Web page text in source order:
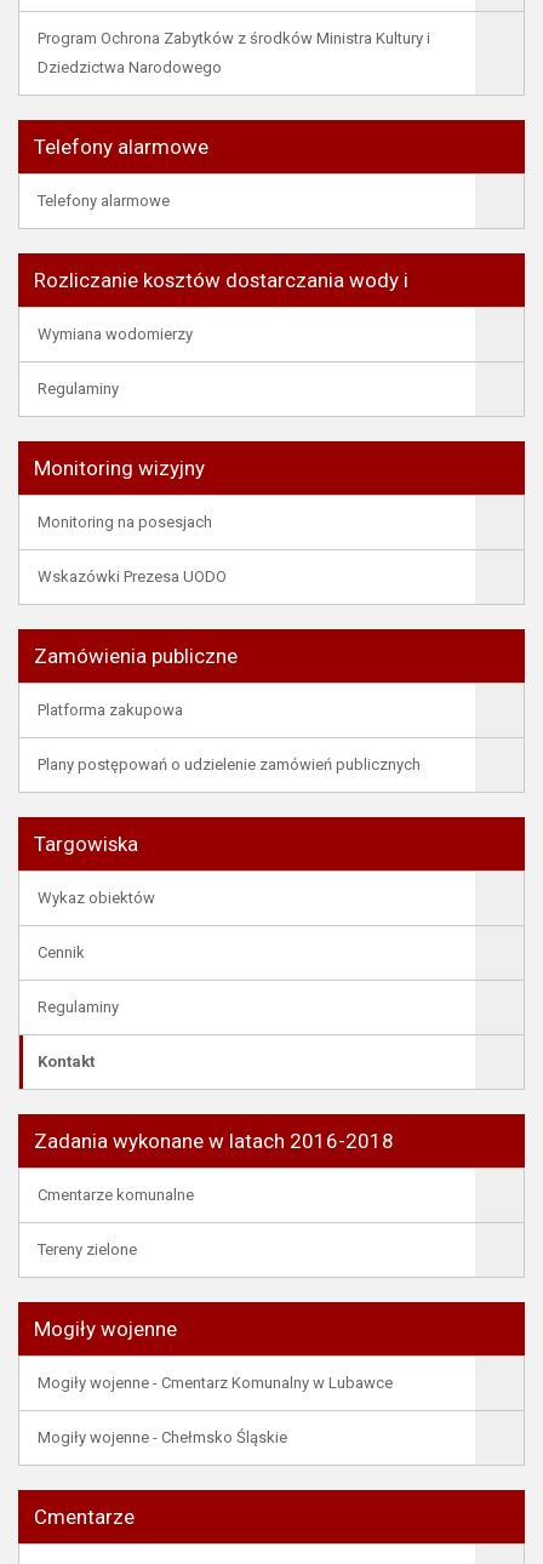
Program Ochrona Zabytków z środków Ministra Kultury i
Dziedzictwa Narodowego
Telefony alarmowe
Telefony alarmowe
Rozliczanie kosztów dostarczania wody i
Wymiana wodomierzy
Regulaminy
Monitoring wizyjny
Monitoring na posesjach
Wskazówki Prezesa UODO
Zamówienia publiczne
Platforma zakupowa
Plany postępowań o udzielenie zamówień publicznych
Targowiska
Wykaz obiektów
Cennik
Regulaminy
Kontakt
Zadania wykonane w latach 2016-2018
Cmentarze komunalne
Tereny zielone
Mogiły wojenne
Mogiły wojenne - Cmentarz Komunalny w Lubawce
Mogiły wojenne - Chełmsko Śląskie
Cmentarze